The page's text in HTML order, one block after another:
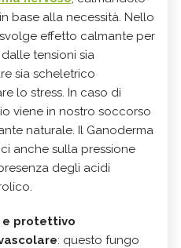
base alla necessità. Nello
svolge effetto calmante per
tensioni sia
sia scheletrico
lo stress. In caso di
viene in nostro soccorso
naturale. Il Ganoderma
anche sulla pressione
degli acidi
e protettivo
: questo fungo